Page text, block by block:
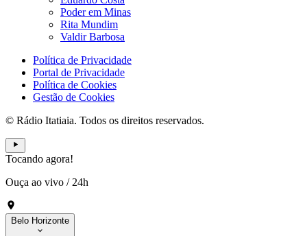
Poder em Minas
Rita Mundim
Valdir Barbosa
Política de Privacidade
Portal de Privacidade
Política de Cookies
Gestão de Cookies
© Rádio Itatiaia. Todos os direitos reservados.
Tocando agora!
Ouça ao vivo / 24h
Belo Horizonte